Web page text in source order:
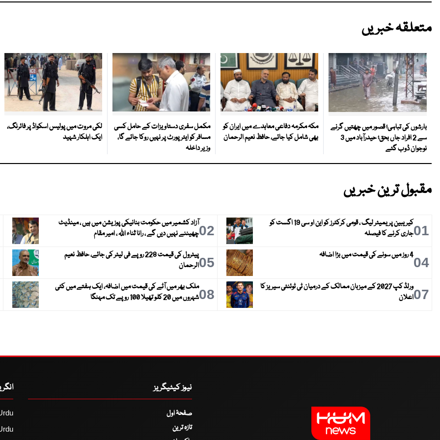
متعلقہ خبریں
بارشوں کی تباہی؛ قصور میں چھتیں گرنے
سے 2 افراد جاں بحق؛ حیدرآباد میں 3
نوجوان ڈوب گئے
مکہ مکرمہ دفاعی معاہدے میں ایران کو
بھی شامل کیا جائے، حافظ نعیم الرحمان
مکمل سفری دستاویزات کے حامل کسی
مسافر کو ایئرپورٹ پر نہیں روکا جائے گا،
وزیر داخلہ
لکی مروت میں پولیس اسکواڈ پر فائرنگ،
ایک اہلکار شہید
مقبول ترین خبریں
01
کیریبین پریمیئر لیگ ، قومی کرکٹرز کو این او سی 19 اگست کو
جاری کرنے کا فیصلہ
02آزاد کشمیر میں حکومت بنانیکی پوزیشن میں ہیں ، مینڈیٹ
چھیننے نہیں دیں گے ، رانا ثناء اللہ ، امیر مقام
044 روز میں سونے کی قیمت میں بڑا اضافہ 05
پیٹرول کی قیمت 228 روپے فی لیٹر کی جائے، حافظ نعیم
الرحمان
07
ورلڈ کپ 2027 کے میزبان ممالک کے درمیان ٹی ٹوئنٹی سیریز کا
اعلان
08ملک بھر میں آٹے کی قیمت میں اضافہ، ایک ہفتے میں کئی
شہروں میں 20 کلو تھیلا 100 روپے تک مہنگا
نیوز کیٹیگریز
صفحۂ اول
تازہ ترین